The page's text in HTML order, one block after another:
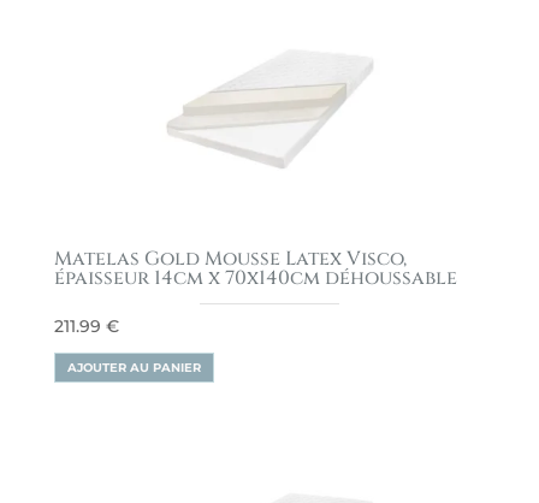
Matelas Gold Mousse Latex Visco,
épaisseur 14cm x 70x140cm déhoussable
211.99 €
AJOUTER AU PANIER